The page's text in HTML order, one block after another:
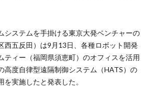
システムを手掛ける東京大発ベンチャーの
西五反田）は9月13日、各種ロボット開発
ティー（福岡県須恵町）のオフィスを活用
高度自律型遠隔制御システム（HATS）の
実施したと発表した。